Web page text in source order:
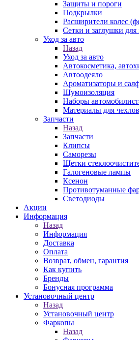
Защиты и пороги
Подкрылки
Расширители колес
Сетки и заглушки для
Уход за авто
Назад
Уход за авто
Автокосметика,
Автоодеяло
Ароматизаторы и
Шумоизоляция
Наборы
Материалы для чехлов
Запчасти
Назад
Запчасти
Клипсы
Саморезы
Щетки
Галогеновые лампы
Ксенон
Противотуманные
Светодиоды
Акции
Информация
Назад
Информация
Доставка
Оплата
Возврат, обмен, гарантия
Как купить
Бренды
Бонусная программа
Установочный центр
Назад
Установочный центр
Фаркопы
Назад